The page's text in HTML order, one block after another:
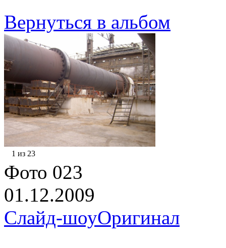
Вернуться в альбом
1 из 23
Фото 023
01.12.2009
Слайд-шоуОригинал